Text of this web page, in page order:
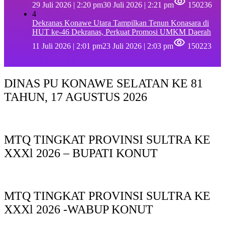
29 Juli 2026 | 2:20 pm30 Juli 2026 | 2:21 pm
150236
4
Dekranas Konawe Utara Tampilkan Tenun Konasara di
HUT ke-46 Dekranas, Perkuat Promosi UMKM Daerah
11 Juli 2026 | 2:01 pm23 Juli 2026 | 2:03 pm 150223
DINAS PU KONAWE SELATAN KE 81
TAHUN, 17 AGUSTUS 2026
MTQ TINGKAT PROVINSI SULTRA KE
XXXl 2026 – BUPATI KONUT
MTQ TINGKAT PROVINSI SULTRA KE
XXXl 2026 -WABUP KONUT